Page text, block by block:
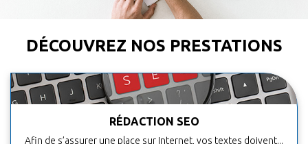
DÉCOUVREZ NOS PRESTATIONS
RÉDACTION SEO
Afin de s’assurer une place sur Internet, vos textes doivent...